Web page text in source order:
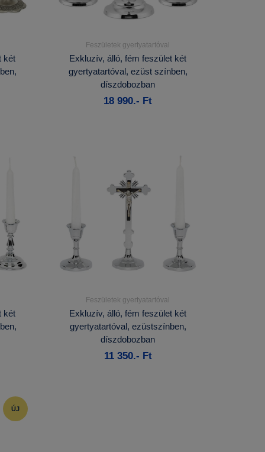
két
Részletek...
Kosárba
Feszületek gyertyatartóval
Exkluzív, álló, fém feszület két
gyertyatartóval, ezüst színben,
díszdobozban
18 990.- Ft
két
Részletek...
Kosárba
Feszületek gyertyatartóval
Exkluzív, álló, fém feszület két
gyertyatartóval, ezüstszínben,
díszdobozban
11 350.- Ft
ÚJ